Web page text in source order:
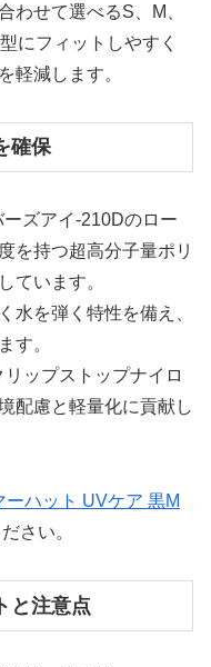
わせて選べるS、M、
にフィットしやすく
軽減します。
確保
ズアイ‐210Dのロー
を持つ超高分子量ポリ
ています。
水を弾く特性を備え、
す。
ップストップナイロ
配慮と軽量化に貢献し
ハット UVケア 黒M
さい。
と注意点